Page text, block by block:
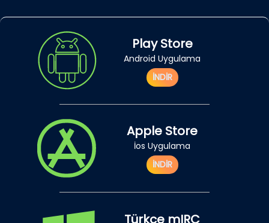
Play Store
Android Uygulama
İNDİR
Apple Store
İos Uygulama
İNDİR
Türkce mIRC